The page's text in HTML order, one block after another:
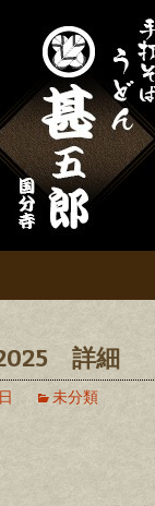
らせ
新着情報を
詳細
未分類